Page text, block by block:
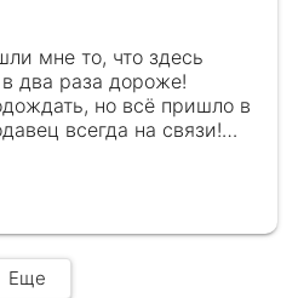
мне то, что здесь
два раза дороже!
но всё пришло в
всегда на связи!
Еще